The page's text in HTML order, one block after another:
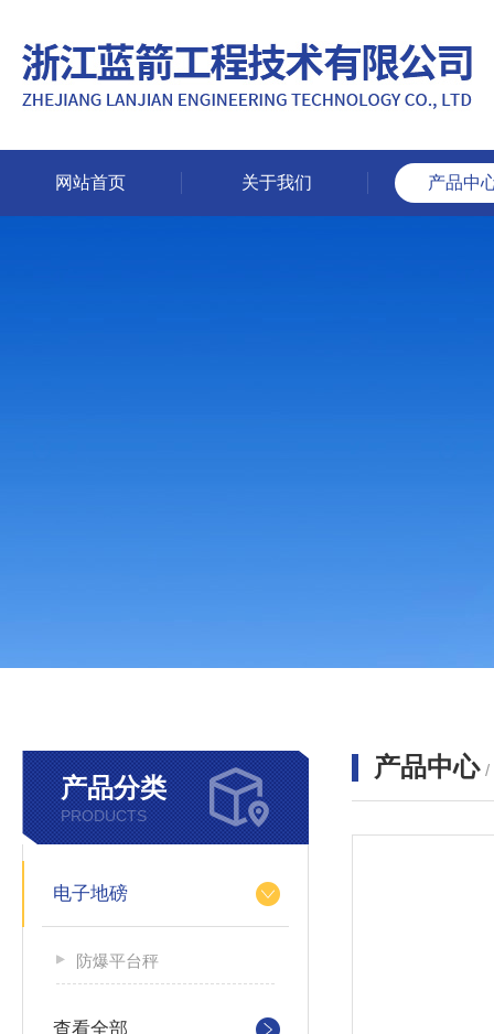
网站首页 关于我们 产品中
产品分类
PRODUCTS
电子地磅
防爆平台秤
查看全部
产品中心 /